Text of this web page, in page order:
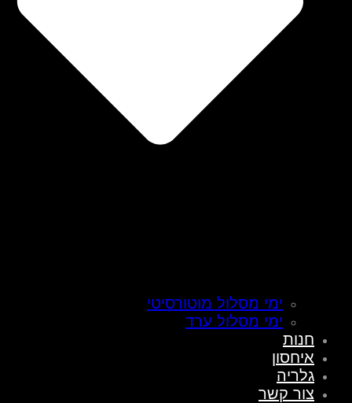
ימי מסלול מוטורסיטי
ימי מסלול ערד
חנות
איחסון
גלריה
צור קשר